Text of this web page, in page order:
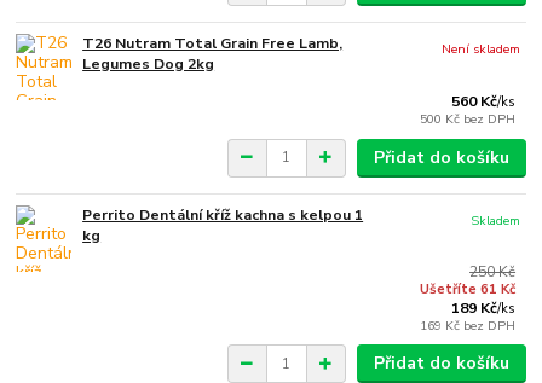
T26 Nutram Total Grain Free Lamb,
Legumes Dog 2kg
560 Kč/ks
500 Kč bez DPH
Není skladem
Přidat do košíku
Perrito Dentální kříž kachna s kelpou 1
kg
250 Kč
Ušetříte 61 Kč
189 Kč/ks
169 Kč bez DPH
Skladem
Přidat do košíku